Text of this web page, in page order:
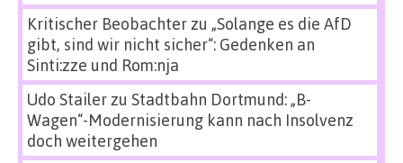
Kritischer Beobachterzu „Solange es die AfD
gibt, sind wir nicht sicher“: Gedenken an
Sinti:zze und Rom:nja
Udo Stailerzu Stadtbahn Dortmund: „B-
Wagen“-Modernisierung kann nach Insolvenz
doch weitergehen